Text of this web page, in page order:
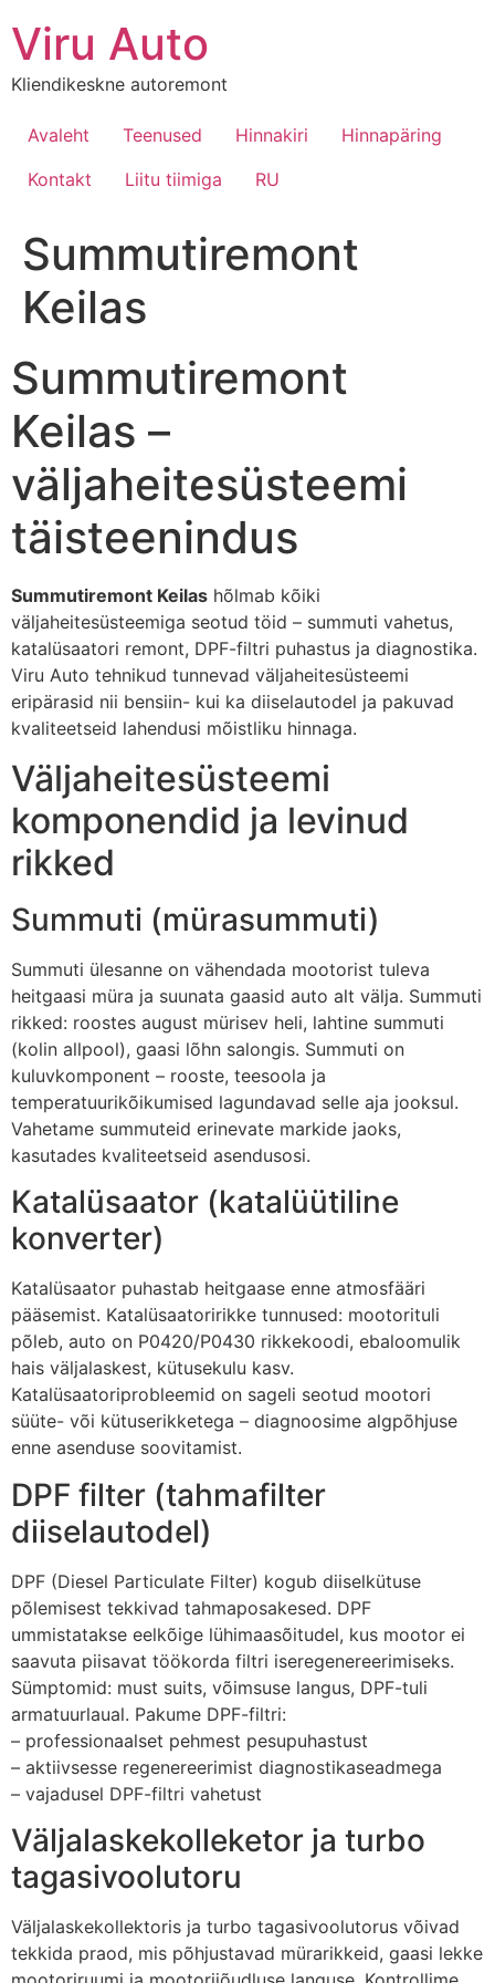
Viru Auto
Kliendikeskne autoremont
Avaleht Teenused Hinnakiri
Hinnapäring
Kontakt
Liitu tiimiga RU
Summutiremont
Keilas
Summutiremont
Keilas –
väljaheitesüsteemi
täisteenindus
Summutiremont Keilas hõlmab kõiki
väljaheitesüsteemiga seotud töid – summuti vahetus,
katalüsaatori remont, DPF-filtri puhastus ja diagnostika.
Viru Auto tehnikud tunnevad väljaheitesüsteemi
eripärasid nii bensiin- kui ka diiselautodel ja pakuvad
kvaliteetseid lahendusi mõistliku hinnaga.
Väljaheitesüsteemi
komponendid ja levinud
rikked
Summuti (mürasummuti)
Summuti ülesanne on vähendada mootorist tuleva
heitgaasi müra ja suunata gaasid auto alt välja. Summuti
rikked: roostes august mürisev heli, lahtine summuti
(kolin allpool), gaasi lõhn salongis. Summuti on
kuluvkomponent – rooste, teesoola ja
temperatuurikõikumised lagundavad selle aja jooksul.
Vahetame summuteid erinevate markide jaoks,
kasutades kvaliteetseid asendusosi.
Katalüsaator (katalüütiline
konverter)
Katalüsaator puhastab heitgaase enne atmosfääri
pääsemist. Katalüsaatoririkke tunnused: mootorituli
põleb, auto on P0420/P0430 rikkekoodi, ebaloomulik
hais väljalaskest, kütusekulu kasv.
Katalüsaatoriprobleemid on sageli seotud mootori
süüte- või kütuserikketega – diagnoosime algpõhjuse
enne asenduse soovitamist.
DPF filter (tahmafilter
diiselautodel)
DPF (Diesel Particulate Filter) kogub diiselkütuse
põlemisest tekkivad tahmaposakesed. DPF
ummistatakse eelkõige lühimaasõitudel, kus mootor ei
saavuta piisavat töökorda filtri iseregenereerimiseks.
Sümptomid: must suits, võimsuse langus, DPF-tuli
armatuurlaual. Pakume DPF-filtri:
– professionaalset pehmest pesupuhastust
– aktiivsesse regenereerimist diagnostikaseadmega
– vajadusel DPF-filtri vahetust
Väljalaskekolleketor ja turbo
tagasivoolutoru
Väljalaskekollektoris ja turbo tagasivoolutorus võivad
tekkida praod, mis põhjustavad mürarikkeid, gaasi lekke